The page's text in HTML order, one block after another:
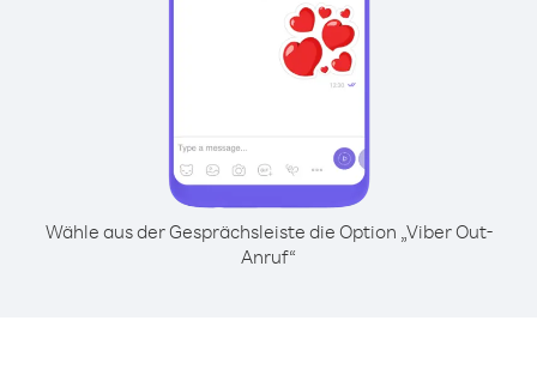
Wähle aus der Gesprächsleiste die Option „Viber Out-
Anruf“